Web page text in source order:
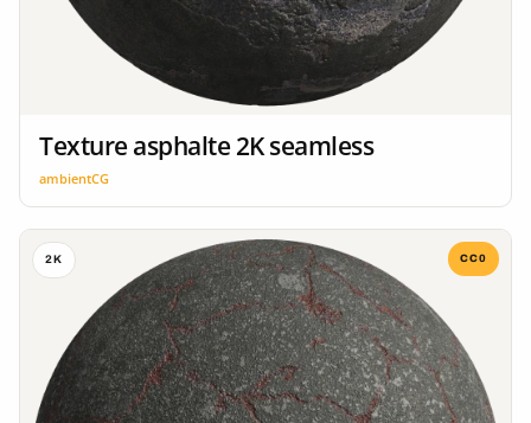
Texture asphalte 2K seamless
ambientCG
2K CC0